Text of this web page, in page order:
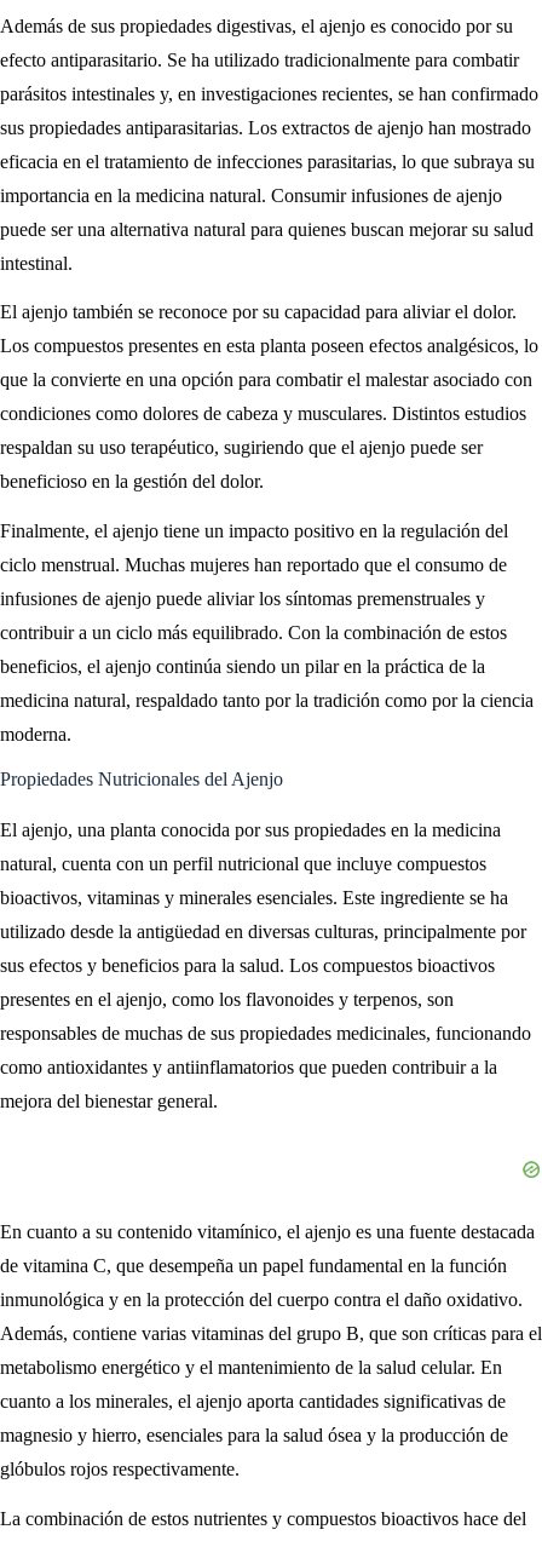
Además de sus propiedades digestivas, el ajenjo es conocido por su
efecto antiparasitario. Se ha utilizado tradicionalmente para combatir
parásitos intestinales y, en investigaciones recientes, se han confirmado
sus propiedades antiparasitarias. Los extractos de ajenjo han mostrado
eficacia en el tratamiento de infecciones parasitarias, lo que subraya su
importancia en la medicina natural. Consumir infusiones de ajenjo
puede ser una alternativa natural para quienes buscan mejorar su salud
intestinal.
El ajenjo también se reconoce por su capacidad para aliviar el dolor.
Los compuestos presentes en esta planta poseen efectos analgésicos, lo
que la convierte en una opción para combatir el malestar asociado con
condiciones como dolores de cabeza y musculares. Distintos estudios
respaldan su uso terapéutico, sugiriendo que el ajenjo puede ser
beneficioso en la gestión del dolor.
Finalmente, el ajenjo tiene un impacto positivo en la regulación del
ciclo menstrual. Muchas mujeres han reportado que el consumo de
infusiones de ajenjo puede aliviar los síntomas premenstruales y
contribuir a un ciclo más equilibrado. Con la combinación de estos
beneficios, el ajenjo continúa siendo un pilar en la práctica de la
medicina natural, respaldado tanto por la tradición como por la ciencia
moderna.
Propiedades Nutricionales del Ajenjo
El ajenjo, una planta conocida por sus propiedades en la medicina
natural, cuenta con un perfil nutricional que incluye compuestos
bioactivos, vitaminas y minerales esenciales. Este ingrediente se ha
utilizado desde la antigüedad en diversas culturas, principalmente por
sus efectos y beneficios para la salud. Los compuestos bioactivos
presentes en el ajenjo, como los flavonoides y terpenos, son
responsables de muchas de sus propiedades medicinales, funcionando
como antioxidantes y antiinflamatorios que pueden contribuir a la
mejora del bienestar general.
En cuanto a su contenido vitamínico, el ajenjo es una fuente destacada
de vitamina C, que desempeña un papel fundamental en la función
inmunológica y en la protección del cuerpo contra el daño oxidativo.
Además, contiene varias vitaminas del grupo B, que son críticas para el
metabolismo energético y el mantenimiento de la salud celular. En
cuanto a los minerales, el ajenjo aporta cantidades significativas de
magnesio y hierro, esenciales para la salud ósea y la producción de
glóbulos rojos respectivamente.
La combinación de estos nutrientes y compuestos bioactivos hace del